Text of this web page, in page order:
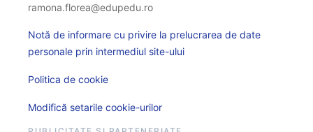
ramona.florea@edupedu.ro
Notă de informare cu privire la prelucrarea de date
personale prin intermediul site-ului
Politica de cookie
Modifică setarile cookie-urilor